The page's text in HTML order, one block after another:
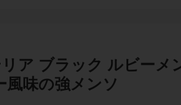
ア ブラック ルビーメ
風味の強メンソ